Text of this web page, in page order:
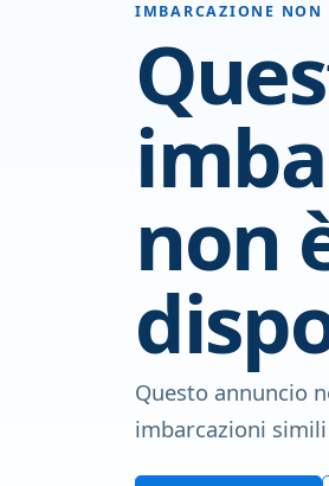
IMBARCAZIONE NON
non
Questo annuncio
imbarcazioni